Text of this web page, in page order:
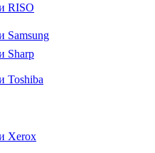
RISO
Samsung
Sharp
Toshiba
Xerox